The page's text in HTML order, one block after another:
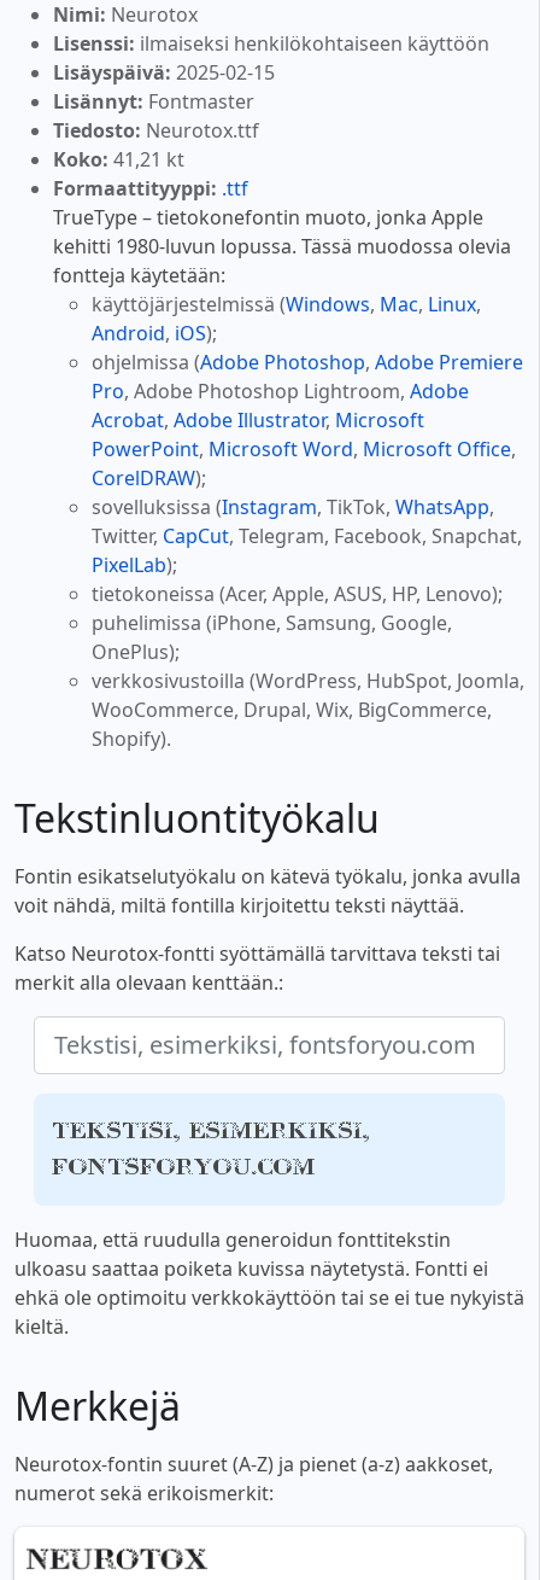
Nimi: Neurotox
Lisenssi: ilmaiseksi henkilökohtaiseen käyttöön
Lisäyspäivä: 2025-02-15
Lisännyt: Fontmaster
Tiedosto: Neurotox.ttf
Koko: 41,21 kt
Formaattityyppi: .ttf
TrueType – tietokonefontin muoto, jonka Apple
kehitti 1980-luvun lopussa. Tässä muodossa olevia
fontteja käytetään:
käyttöjärjestelmissä (Windows, Mac, Linux,
Android, iOS);
ohjelmissa (Adobe Photoshop, Adobe Premiere
Pro, Adobe Photoshop Lightroom, Adobe
Acrobat, Adobe Illustrator, Microsoft
PowerPoint, Microsoft Word, Microsoft Office,
CorelDRAW);
sovelluksissa (Instagram, TikTok, WhatsApp,
Twitter, CapCut, Telegram, Facebook, Snapchat,
PixelLab);
tietokoneissa (Acer, Apple, ASUS, HP, Lenovo);
puhelimissa (iPhone, Samsung, Google,
OnePlus);
verkkosivustoilla (WordPress, HubSpot, Joomla,
WooCommerce, Drupal, Wix, BigCommerce,
Shopify).
Tekstinluontityökalu
Fontin esikatselutyökalu on kätevä työkalu, jonka avulla
voit nähdä, miltä fontilla kirjoitettu teksti näyttää.
Katso Neurotox-fontti syöttämällä tarvittava teksti tai
merkit alla olevaan kenttään.:
Tekstisi, esimerkiksi,
fontsforyou.com
Huomaa, että ruudulla generoidun fonttitekstin
ulkoasu saattaa poiketa kuvissa näytetystä. Fontti ei
ehkä ole optimoitu verkkokäyttöön tai se ei tue nykyistä
kieltä.
Merkkejä
Neurotox-fontin suuret (A-Z) ja pienet (a-z) aakkoset,
numerot sekä erikoismerkit: